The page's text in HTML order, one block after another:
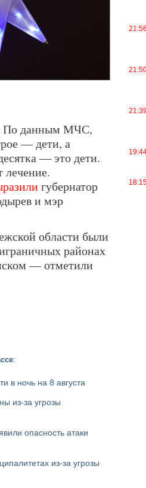
По данным МЧС,
— дети, а
— это дети.
лечение.
губернатор
и мэр
области были
районах
— отметили
:
в ночь на 8 августа
из-за угрозы
опасность атаки
из-за угрозы
21:56